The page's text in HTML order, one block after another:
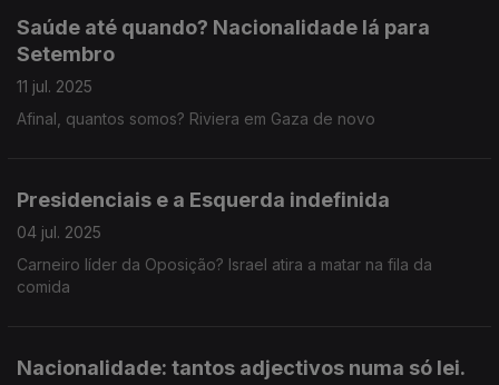
Saúde até quando? Nacionalidade lá para
Setembro
11 jul. 2025
Afinal, quantos somos? Riviera em Gaza de novo
Presidenciais e a Esquerda indefinida
04 jul. 2025
Carneiro líder da Oposição? Israel atira a matar na fila da
comida
Nacionalidade: tantos adjectivos numa só lei.